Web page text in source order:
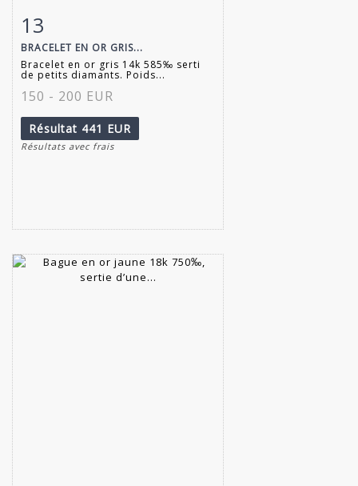
Fiche détaillée
13
BRACELET EN OR GRIS...
Bracelet en or gris 14k 585‰ serti
de petits diamants. Poids...
150 - 200 EUR
Résultat 441 EUR
Résultats avec frais